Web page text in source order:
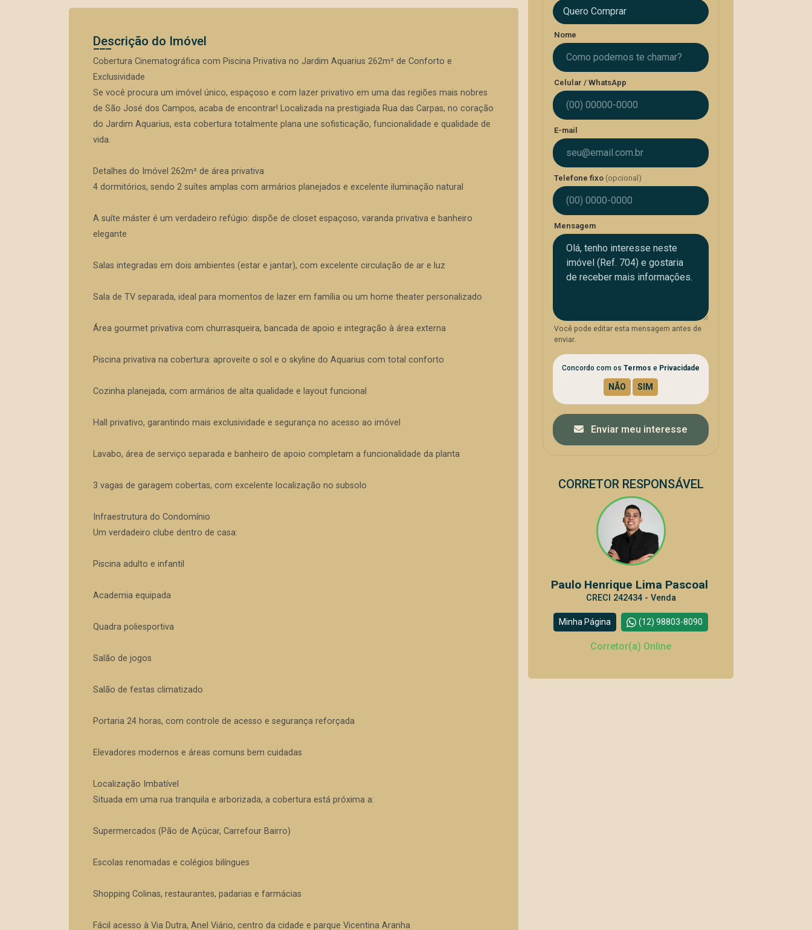
Descrição do Imóvel
Cobertura Cinematográfica com Piscina Privativa no Jardim Aquarius 262m² de Conforto e
Exclusividade
Se você procura um imóvel único, espaçoso e com lazer privativo em uma das regiões mais nobres
de São José dos Campos, acaba de encontrar! Localizada na prestigiada Rua das Carpas, no coração
do Jardim Aquarius, esta cobertura totalmente plana une sofisticação, funcionalidade e qualidade de
vida.
Detalhes do Imóvel 262m² de área privativa
4 dormitórios, sendo 2 suítes amplas com armários planejados e excelente iluminação natural
A suíte máster é um verdadeiro refúgio: dispõe de closet espaçoso, varanda privativa e banheiro
elegante
Salas integradas em dois ambientes (estar e jantar), com excelente circulação de ar e luz
Sala de TV separada, ideal para momentos de lazer em família ou um home theater personalizado
Área gourmet privativa com churrasqueira, bancada de apoio e integração à área externa
Piscina privativa na cobertura: aproveite o sol e o skyline do Aquarius com total conforto
Cozinha planejada, com armários de alta qualidade e layout funcional
Hall privativo, garantindo mais exclusividade e segurança no acesso ao imóvel
Lavabo, área de serviço separada e banheiro de apoio completam a funcionalidade da planta
3 vagas de garagem cobertas, com excelente localização no subsolo
Infraestrutura do Condomínio
Um verdadeiro clube dentro de casa:
Piscina adulto e infantil
Academia equipada
Quadra poliesportiva
Salão de jogos
Salão de festas climatizado
Portaria 24 horas, com controle de acesso e segurança reforçada
Elevadores modernos e áreas comuns bem cuidadas
Localização Imbatível
Situada em uma rua tranquila e arborizada, a cobertura está próxima a:
Supermercados (Pão de Açúcar, Carrefour Bairro)
Escolas renomadas e colégios bilíngues
Shopping Colinas, restaurantes, padarias e farmácias
Fácil acesso à Via Dutra, Anel Viário, centro da cidade e parque Vicentina Aranha
Quero Comprar
Nome
Celular / WhatsApp
E-mail
Telefone fixo (opcional)
Mensagem
Você pode editar esta mensagem antes de
enviar.
Concordo com os Termos e Privacidade
Enviar meu interesse
CORRETOR RESPONSÁVEL
Paulo Henrique Lima Pascoal
CRECI 242434 - Venda
Minha Página (12) 98803-8090
Corretor(a) Online